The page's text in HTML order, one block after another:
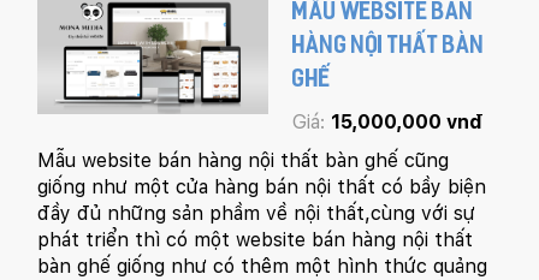
MẪU WEBSITE BÁN
HÀNG NỘI THẤT BÀN
GHẾ
Giá: 15,000,000 vnđ
Mẫu website bán hàng nội thất bàn ghế cũng
giống như một cửa hàng bán nội thất có bầy biện
đầy đủ những sản phầm về nội thất,cùng với sự
phát triển thì có một website bán hàng nội thất
bàn ghế giống như có thêm một hình thức quảng